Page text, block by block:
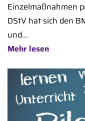
Einzelmaßnahmen
DStV hat sich den
und...
Mehr lesen